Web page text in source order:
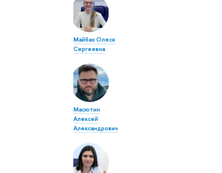
Майбах Олеся
Сергеевна
Масютин
Алексей
Александрович